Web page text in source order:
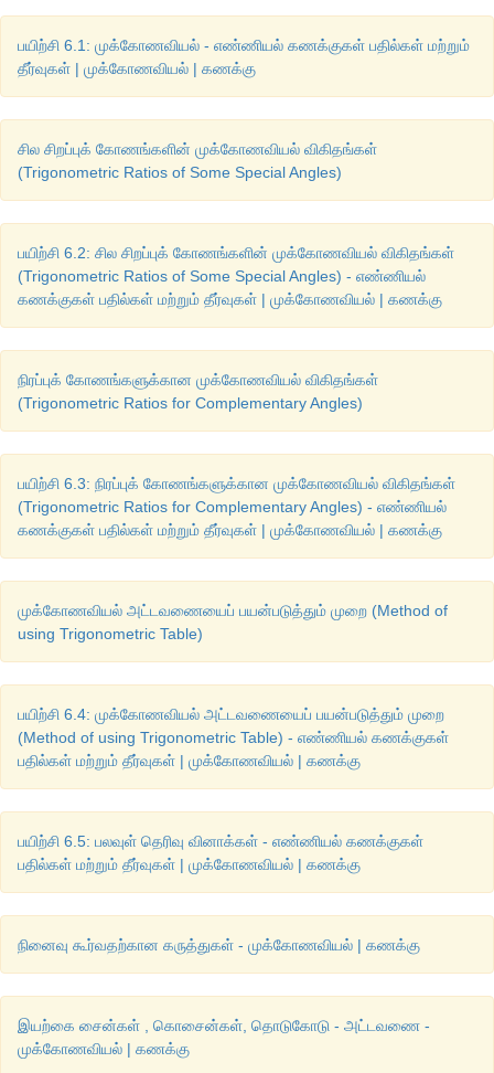
உங்கள் வீட்டின் படிகளைக் கவனியுங்கள்.அவற்றில் ஒருபடியின்
மற்றும்
உயரங்களைக் கணக்கிடுக
படியின் ஏற்றக் கோணத்தைக் காண்க.
(i)ஒரே உயரம் மற்றும் அகலங்களைக் கொண்ட வேறுபட்ட
இருக்கலாம்.அது போல் ஒரே அகலமும் வெவ்வேறு
படிகளின்
ஏற்றக் கோணங்களையும் கணக்கிட்டு ஒப்பிட்டு
பயிற்சி 6.1: முக்கோணவியல் - எண்ணியல் கணக்குகள் பதில்கள் மற்றும்
தீர்வுகள் | முக்கோணவியல் | கணக்கு
சில சிறப்புக் கோணங்களின் முக்கோணவியல் விகிதங்கள்
(Trigonometric Ratios of Some Special Angles)
பயிற்சி 6.2: சில சிறப்புக் கோணங்களின் முக்கோணவியல் விகிதங்கள்
(Trigonometric Ratios of Some Special Angles) - எண்ணியல்
கணக்குகள் பதில்கள் மற்றும் தீர்வுகள் | முக்கோணவியல் | கணக்கு
நிரப்புக் கோணங்களுக்கான முக்கோணவியல் விகிதங்கள்
(Trigonometric Ratios for Complementary Angles)
பயிற்சி 6.3: நிரப்புக் கோணங்களுக்கான முக்கோணவியல் விகிதங்கள்
(Trigonometric Ratios for Complementary Angles) - எண்ணியல்
கணக்குகள் பதில்கள் மற்றும் தீர்வுகள் | முக்கோணவியல் | கணக்கு
முக்கோணவியல் அட்டவணையைப் பயன்படுத்தும் முறை (Method of
using Trigonometric Table)
பயிற்சி 6.4: முக்கோணவியல் அட்டவணையைப் பயன்படுத்தும் முறை
(Method of using Trigonometric Table) - எண்ணியல் கணக்குகள்
பதில்கள் மற்றும் தீர்வுகள் | முக்கோணவியல் | கணக்கு
பயிற்சி 6.5: பலவுள் தெரிவு வினாக்கள் - எண்ணியல் கணக்குகள்
பதில்கள் மற்றும் தீர்வுகள் | முக்கோணவியல் | கணக்கு
நினைவு கூர்வதற்கான கருத்துகள் - முக்கோணவியல் | கணக்கு
இயற்கை சைன்கள் , கொசைன்கள், தொடுகோடு - அட்டவணை -
முக்கோணவியல் | கணக்கு